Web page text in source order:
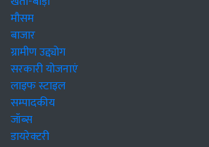
मौसम
बाजार
ग्रामीण उद्द्योग
सरकारी योजनाएं
लाइफ स्टाइल
सम्पादकीय
जॉब्स
डायरेक्टरी